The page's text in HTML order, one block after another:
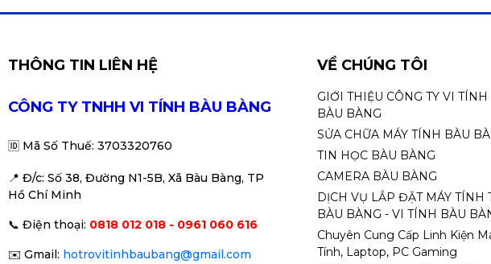
THÔNG TIN LIÊN HỆ
CÔNG TY TNHH VI TÍNH BÀU BÀNG
🆔 Mã Số Thuế: 3703320760
📍 Đ/c: Số 38, Đường N1-5B, Xã Bàu Bàng, TP
Hồ Chí Minh
📞 Điện thoại: 0818 012 018 - 0961 060 616
✉️ Gmail: hotrovitinhbaubang@gmail.com
VỀ CHÚNG TÔI
GIỚI THIỆU CÔNG TY VI TÍNH
BÀU BÀNG
SỬA CHỮA MÁY TÍNH BÀU
TIN HỌC BÀU BÀNG
CAMERA BÀU BÀNG
DỊCH VỤ LẮP ĐẶT MÁY TÍNH
BÀU BÀNG - VI TÍNH BÀU
Chuyên Cung Cấp Linh Kiện
Tính, Laptop, PC Gaming